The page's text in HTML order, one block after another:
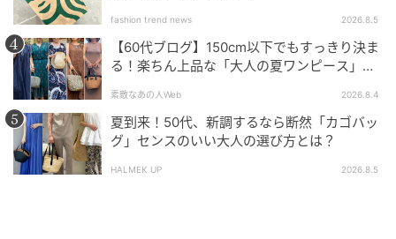
次の記事
【GUバッグ】1,000円台まで値下げキター！
見た目以上の収納力な「おしゃれボストン」
の記事をもっとみる
fashion trend news 2026.8.5
【60代ブログ】150cm以下でもすっきり決ま
る！楽ちん上品な「大人の夏ワンピース」コ
素敵なあの人Web 2026.8.4
夏到来！50代、新調するなら断然「カゴバッ
グ」センスのいい大人の選び方とは？
HALMEK UP 2026.8.5